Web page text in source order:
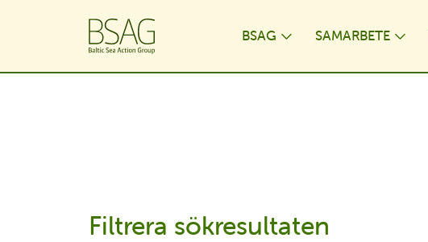
BSAG SAMARBETE
Filtrera sökresultaten